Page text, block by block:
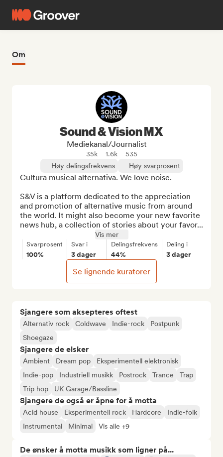
Om
Sjangere som aksepteres oftest
Alternativ rock Coldwave Indie-rock
Postpunk
Shoegaze
Sjangere de elsker
Ambient Dream pop
Eksperimentell elektronisk
Indie-pop
Industriell musikk Postrock Trance
Trap
Trip hop
UK Garage/Bassline
Sjangere de også er åpne for å motta
Acid house Eksperimentell rock Hardcore
Indie-folk
Instrumental
Minimal Vis alle +9
De ønsker å motta musikk som ligner på...
Sound & Vision MX
Mediekanal/journalist
35k 1.6k
535
Høy delingsfrekvens
Høy svarprosent
Cultura musical alternativa. We love noise.
S&V is a platform dedicated to the appreciation
and promotion of alternative music from around
the world. It might also become your new favorite
news hub, a collection of stories about your favor...
Vis mer
Svarprosent
100%
Svar i
3 dager
Delingsfrekvens
44%
Deling i
3 dager
Se lignende kuratorer